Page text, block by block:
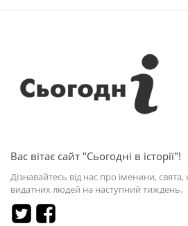
Вас вітає сайт "Сьогодні в історії"!
Дізнавайтесь від нас про іменини, свята,
видатних людей на наступний тиждень.